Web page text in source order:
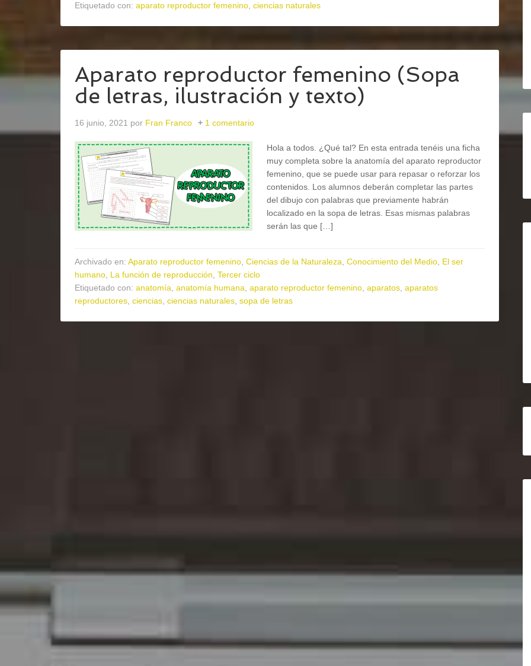
Etiquetado con: aparato reproductor femenino ciencias naturales
Aparato reproductor femenino (Sopa
de letras, ilustración y texto)
16 junio, 2021 por Fran Franco 1 comentario
Hola a todos. ¿Qué tal? En esta entrada tenéis una ficha
muy completa sobre la anatomía del aparato reproductor
femenino, que se puede usar para repasar o reforzar los
contenidos. Los alumnos deberán completar las partes
del dibujo con palabras que previamente habrán
localizado en la sopa de letras. Esas mismas palabras
serán las que […]
Archivado en: Aparato reproductor femenino Ciencias de la Naturaleza Conocimiento del Medio El ser
humano La función de reproducción Tercer ciclo
Etiquetado con: anatomía anatomía humana aparato reproductor femenino aparatos aparatos
reproductores ciencias ciencias naturales sopa de letras